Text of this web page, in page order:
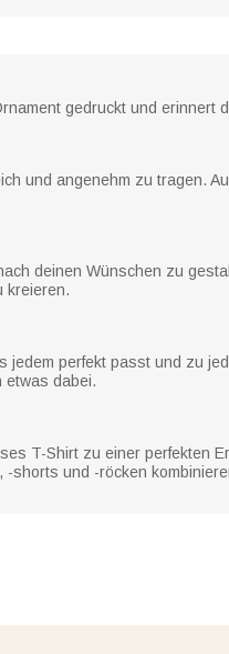
gedruckt und erinnert
und angenehm zu tragen.
deinen Wünschen zu
kreieren.
perfekt passt und zu
etwas dabei.
T-Shirt zu einer perfekten
und -röcken